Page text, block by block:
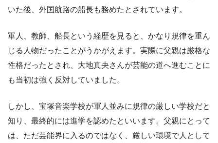
いた後、外国航路の船長も務めたとされています。
軍人、教師、船長という経歴を見ると、かなり規律を重ん
じる人物だったことがうかがえます。実際に父親は厳格な
性格だったとされ、大地真央さんが芸能の道へ進むことに
も当初は強く反対していました。
しかし、宝塚音楽学校が軍人並みに規律の厳しい学校だと
知り、最終的には進学を認めたといいます。父親にとって
は、ただ芸能界に入るのではなく、厳しい環境で人として